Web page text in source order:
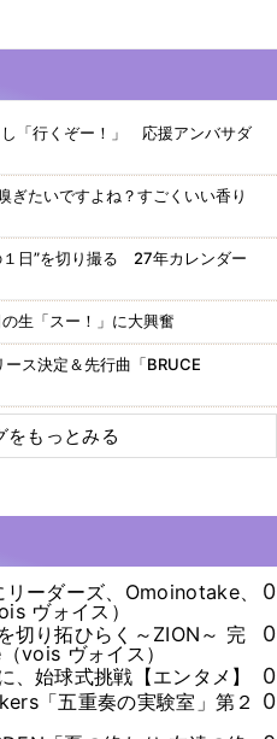
「行くぞー！」 応援アンバサダ
たいですよね？すごくいい香り
日”を切り撮る 27年カレンダー
生「スー！」に大興奮
ス決定＆先行曲「BRUCE
をもっとみる
リーダーズ、Omoinotake、
ヴォイス）
0
切り拓ひらく～ZION～ 完
vois ヴォイス）
0
、始球式挑戦【エンタメ】
0
「五重奏の実験室」第２ 0